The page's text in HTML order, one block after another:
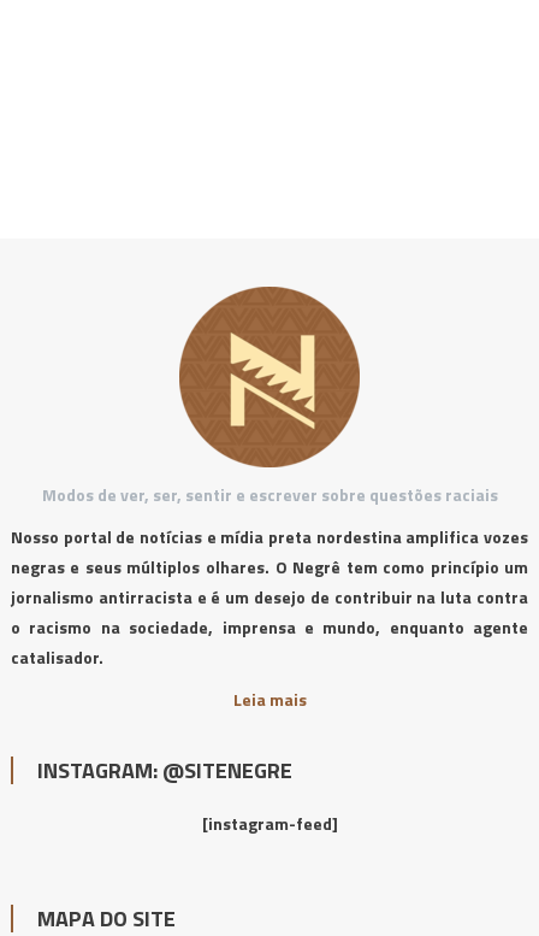
Modos de ver, ser, sentir e escrever sobre questões raciais
Nosso portal de notícias e mídia preta nordestina amplifica vozes
negras e seus múltiplos olhares. O Negrê tem como princípio um
jornalismo antirracista e é um desejo de contribuir na luta contra
o racismo na sociedade, imprensa e mundo, enquanto agente
catalisador.
Leia mais
INSTAGRAM: @SITENEGRE
[instagram-feed]
MAPA DO SITE